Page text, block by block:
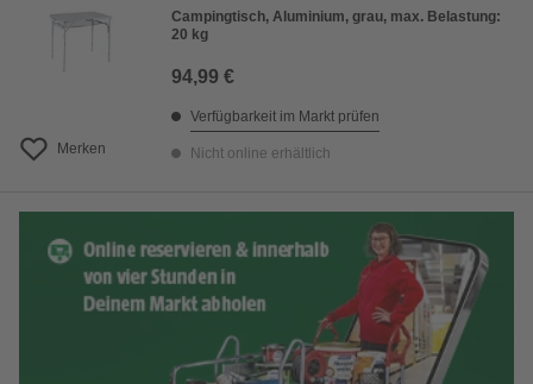
Merken
Campingtisch, Aluminium, grau, max. Belastung:
20 kg
94,99 €
Verfügbarkeit im Markt prüfen
Nicht online erhältlich